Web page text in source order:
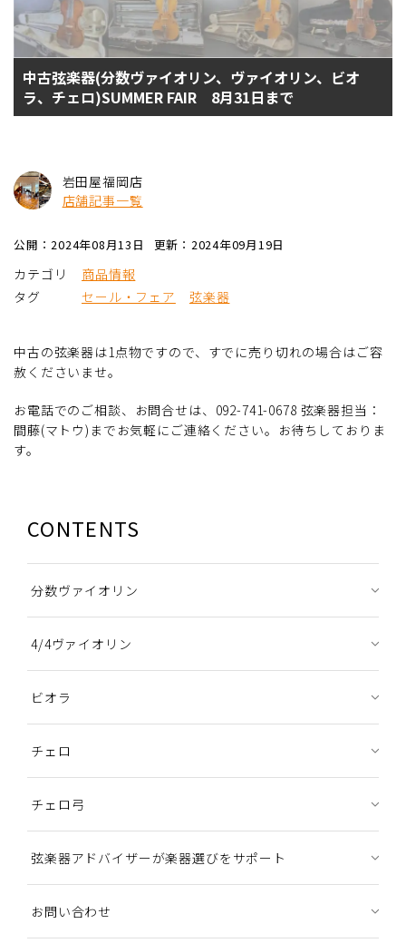
中古弦楽器(分数ヴァイオリン、ヴァイオリン、ビオ
ラ、チェロ)SUMMER FAIR 8月31日まで
岩田屋福岡店
店舗記事一覧
公開：2024年08月13日 更新：2024年09月19日
カテゴリ
商品情報
タグ
セール・フェア 弦楽器
中古の弦楽器は1点物ですので、すでに売り切れの場合はご容
赦くださいませ。
お電話でのご相談、お問合せは、092-741-0678 弦楽器担当：
間藤(マトウ)までお気軽にご連絡ください。お待ちしておりま
す。
CONTENTS
分数ヴァイオリン
4/4ヴァイオリン
ビオラ
チェロ
チェロ弓
弦楽器アドバイザーが楽器選びをサポート
お問い合わせ